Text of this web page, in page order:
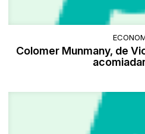
Colomer Munmany, de